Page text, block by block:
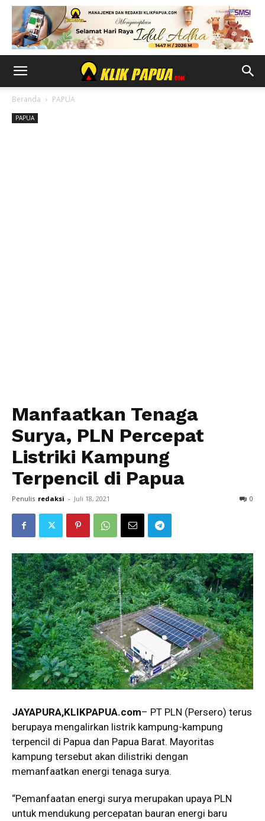
Beranda PAPUA
PAPUA
Manfaatkan Tenaga
Surya, PLN Percepat
Listriki Kampung
Terpencil di Papua
Penulis redaksi - Juli 18, 2021 0
JAYAPURA,KLIKPAPUA.com– PT PLN (Persero) terus
berupaya mengalirkan listrik kampung-kampung
terpencil di Papua dan Papua Barat. Mayoritas
kampung tersebut akan dilistriki dengan
memanfaatkan energi tenaga surya.
“Pemanfaatan energi surya merupakan upaya PLN
untuk mendukung percepatan bauran energi baru